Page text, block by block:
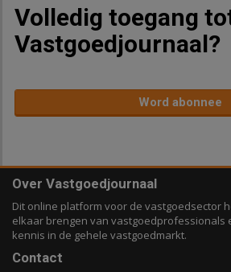
Volledig toegang
Vastgoedjournaal?
Word abonnee
Over Vastgoedjournaal
Dit online platform voor de vastgoedsector
elkaar brengen van vastgoedprofessionals
kennis in de gehele vastgoedmarkt.
Contact